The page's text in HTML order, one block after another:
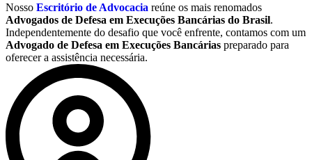
Nosso Escritório de Advocacia reúne os mais renomados
Advogados de Defesa em Execuções Bancárias do Brasil.
Independentemente do desafio que você enfrente, contamos com um
Advogado de Defesa em Execuções Bancárias preparado para
oferecer a assistência necessária.